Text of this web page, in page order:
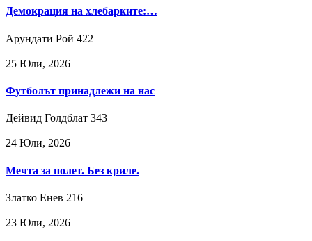
Демокрация на хлебарките:…
Арундати Рой 422
25 Юли, 2026
Футболът принадлежи на нас
Дейвид Голдблат 343
24 Юли, 2026
Мечта за полет. Без криле.
Златко Енев 216
23 Юли, 2026